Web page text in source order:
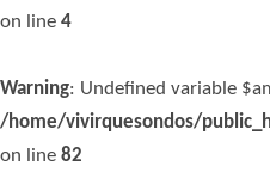
on line 4
Warning: Undefined variable
/home/vivirquesondos/
on line 82